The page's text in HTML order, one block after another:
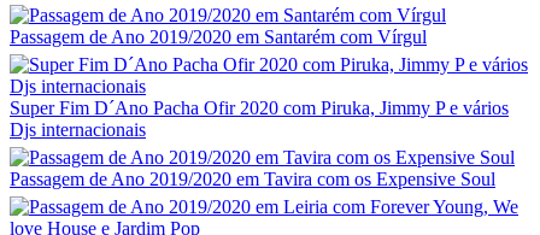
Passagem de Ano 2019/2020 em Santarém com Vírgul
Super Fim D´Ano Pacha Ofir 2020 com Piruka, Jimmy P e vários
Djs internacionais
Passagem de Ano 2019/2020 em Tavira com os Expensive Soul